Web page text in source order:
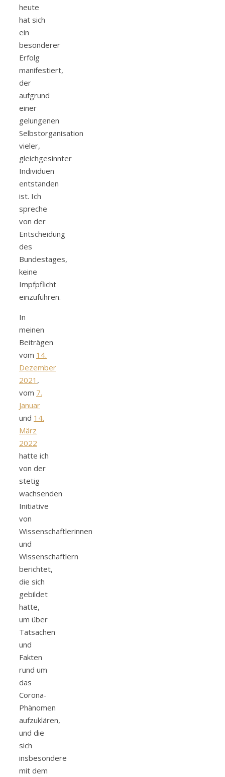
heute
hat sich
ein
besonderer
Erfolg
manifestiert,
der
aufgrund
einer
gelungenen
Selbstorganisation
vieler,
gleichgesinnter
Individuen
entstanden
ist. Ich
spreche
von der
Entscheidung
des
Bundestages,
keine
Impfpflicht
einzuführen.
In
meinen
Beiträgen
vom 14.
Dezember
2021 ,
vom 7.
Januar
und 14.
März
2022
hatte ich
von der
stetig
wachsenden
Initiative
von
Wissenschaftlerinnen
und
Wissenschaftlern
berichtet,
die sich
gebildet
hatte,
um über
Tatsachen
und
Fakten
rund um
das
Corona-
Phänomen
aufzuklären,
und die
sich
insbesondere
mit dem